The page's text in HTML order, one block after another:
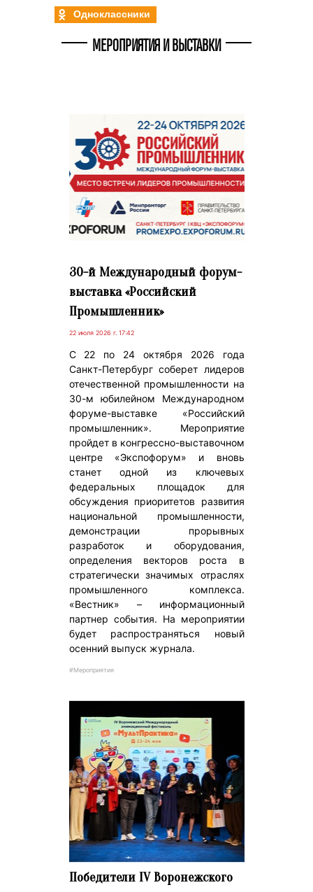
Одноклассники
МЕРОПРИЯТИЯ И ВЫСТАВКИ
30-й Международный форум-
выставка «Российский
Промышленник»
22 июля 2026 г. 17:42
С 22 по 24 октября 2026 года
Санкт-Петербург соберет лидеров
отечественной промышленности на
30-м юбилейном Международном
форуме-выставке «Российский
промышленник». Мероприятие
пройдет в конгрессно-выставочном
центре «Экспофорум» и вновь
станет одной из ключевых
федеральных площадок для
обсуждения приоритетов развития
национальной промышленности,
демонстрации прорывных
разработок и оборудования,
определения векторов роста в
стратегически значимых отраслях
промышленного комплекса.
«Вестник» – информационный
партнер события. На мероприятии
будет распространяться новый
осенний выпуск журнала.
#Мероприятия
Победители IV Воронежского